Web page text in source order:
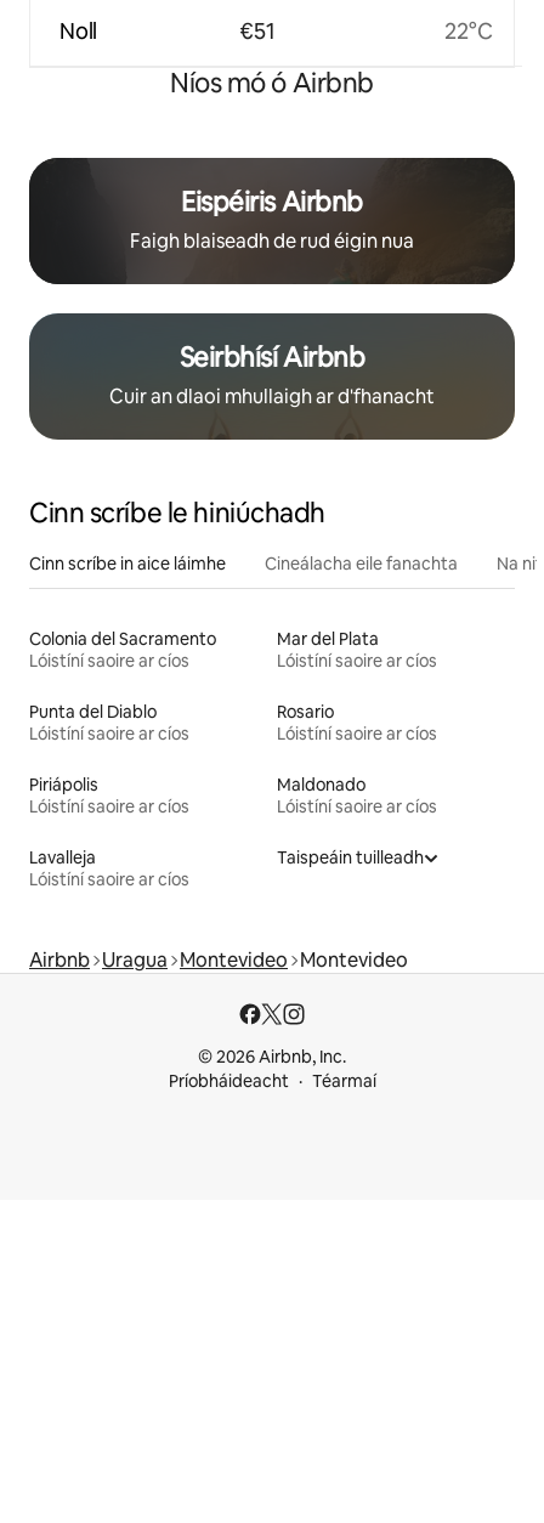
Noll €51 22°C
Níos mó ó Airbnb
Eispéiris Airbnb
Faigh blaiseadh de rud éigin nua
Seirbhísí Airbnb
Cuir an dlaoi mhullaigh ar d'fhanacht
Cinn scríbe le hiniúchadh
Cinn scríbe in aice láimhe Cineálacha eile fanachta Na
Colonia del Sacramento
Lóistíní saoire ar cíos
Mar del Plata
Lóistíní saoire ar cíos
Punta del Diablo
Lóistíní saoire ar cíos
Rosario
Lóistíní saoire ar cíos
Piriápolis
Lóistíní saoire ar cíos
Maldonado
Lóistíní saoire ar cíos
Lavalleja
Lóistíní saoire ar cíos
Taispeáin tuilleadh
Airbnb Uragua Montevideo Montevideo
© 2026 Airbnb, Inc.
Príobháideacht
Téarmaí